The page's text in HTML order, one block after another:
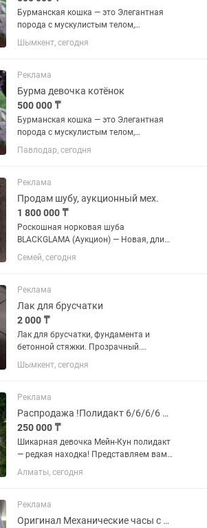
Бурманская кошка — это Элегантная
порода с мускулистым телом,
шелковистой шерстью и
выразительными глазами. Они
характером: невероятно привязаны к
человеку, активны,...
Шымкент, сегодня
Реклама
Бурма девочка котёнок
500 000 ₸
Бурманская кошка — это Элегантная
порода с мускулистым телом,
шелковистой шерстью и
выразительными глазами. Они
характером: невероятно привязаны к
человеку, активны,...
Павлодар, сегодня
Реклама
Продам шубу, аукционный мех.
1 800 000 ₸
Роскошная норковая шуба
BLACKGLAMA (Аукцион) — Новая, длина
140 см, разм. 50-52 Продаётся
эксклюзивная норковая шуба из
BLACKGLAMA (Блэкглама). Совершенно
новая. Ни разу...
Семей, сегодня
Реклама
Лак для брусчатки
2 000 ₸
Лак для брусчатки, фундамента и
бетонной стяжки. Прозрачный.
Полностью защищает от воды.
Придает Блеск. Защищает от соли,
брусчатки, бетонной стяжки. Расход
литр...
Шымкент, сегодня
Реклама
Распродажа !Полидакт 6/6/6/6 Мейн -Кун
250 000 ₸
Шикарная девочка Мейн-Кун полидакт
— редкая находка! Представляем вам
полидакта 6/6/6/6, окрас - черный
мрамор , 3 месяца . Эта малышка —
роскошный окрас, яркий...
Алматы, сегодня
Реклама
Оригинал Механические часы с бриллиантами Jowissa Safira